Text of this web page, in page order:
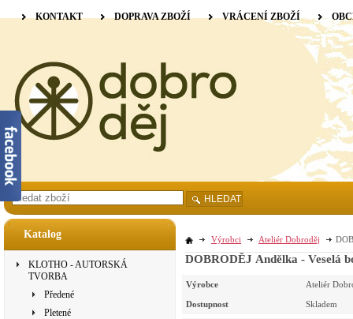
Katalog
KLOTHO - AUTORSKÁ
TVORBA
Předené
Pletené
Výrobci Ateliér Dobroděj
DOBRODĚJ Andělka - Veselá
Výrobce Ateliér
Dostupnost Skladem
KONTAKT DOPRAVA ZBOŽÍ VRÁCENÍ ZBOŽÍ
HLEDAT